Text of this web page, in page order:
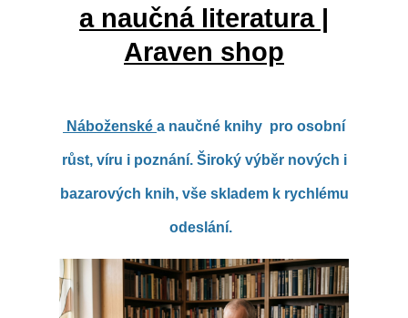
a naučná literatura |
Araven shop
Náboženské a naučné knihy pro osobní
růst, víru i poznání. Široký výběr nových i
bazarových knih, vše skladem k rychlému
odeslání.